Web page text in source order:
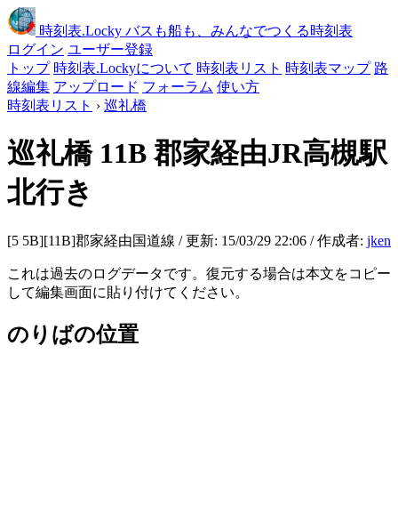
時刻表.Locky バスも船も、みんなでつくる時刻表
ログイン ユーザー登録
トップ 時刻表.Lockyについて 時刻表リスト 時刻表マップ 路
線編集 アップロード フォーラム 使い方
時刻表リスト › 巡礼橋
巡礼橋 11B 郡家経由JR高槻駅
北行き
[5 5B][11B]郡家経由国道線 / 更新: 15/03/29 22:06 / 作成者: jken
これは過去のログデータです。復元する場合は本文をコピー
して編集画面に貼り付けてください。
のりばの位置